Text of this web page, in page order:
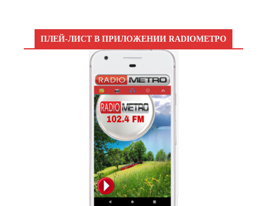
ПЛЕЙ-ЛИСТ В ПРИЛОЖЕНИИ RADIOМЕТРО